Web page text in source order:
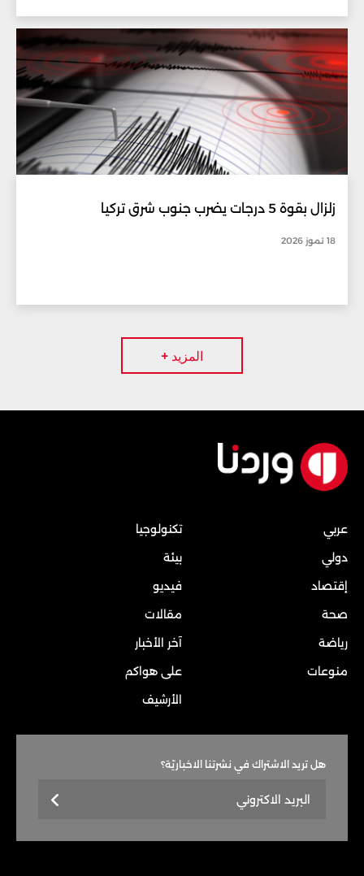
زلزال بقوة 5 درجات يضرب جنوب شرق تركيا
18 تموز 2026
المزيد +
عربي
دولي
إقتصاد
صحة
رياضة
منوعات
تكنولوجيا
بيئة
فيديو
مقالات
آخر الأخبار
على هواكم
الأرشيف
هل تريد الاشتراك في نشرتنا الاخباريّة؟